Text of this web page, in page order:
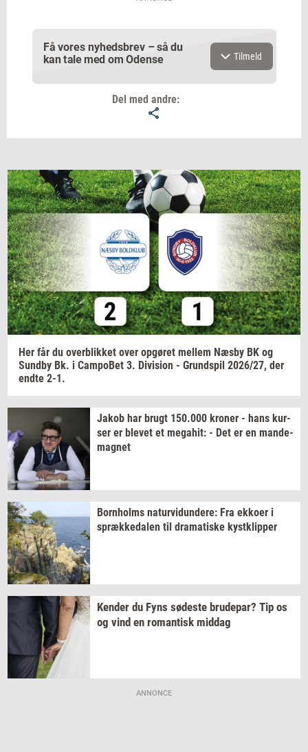
Få vores nyhedsbrev – så du
kan tale med om Odense
Navn
Jeg vil gerne modtage et nyhedsoverblik, samt
relevante tilbud og brugerfordele på mail. Det er altid
muligt at afmelde.
Privatlivspolitik.
Tilmeld
Del med andre:
Her får du over­blik­ket over op­gø­ret mel­lem Næsby BK og
Sund­by Bk. i Cam­po­Bet 3. Di­vi­sion - Grund­spil 2026/27, der
endte 2-1.
Jakob har brugt 150.000 kro­ner - hans kur­
ser er ble­vet et me­ga­hit: - Det er en mande-​
magnet
Born­holms na­tur­vi­dun­de­re: Fra ek­ko­er i
spræk­ke­da­len til dra­ma­ti­ske kyst­klip­per
Ken­der du Fyns sø­de­ste bru­de­par? Tip os
og vind en ro­man­tisk mid­dag
ANNONCE